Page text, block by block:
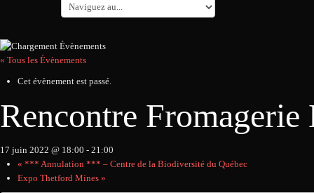
« Tous les Évènements
Cet évènement est passé.
Rencontre Fromagerie
17 juin 2022 @ 18:00 - 21:00
« *** Annulation *** – Centre de la Biodiversité du Québec
Expo Thetford Mines »